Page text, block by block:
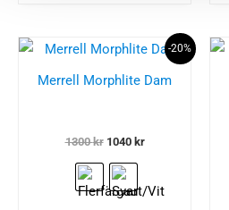
-20%
Merrell Morphlite Dam
1300kr Det
priset
var:
1300 kr.
1040 krDet
är: